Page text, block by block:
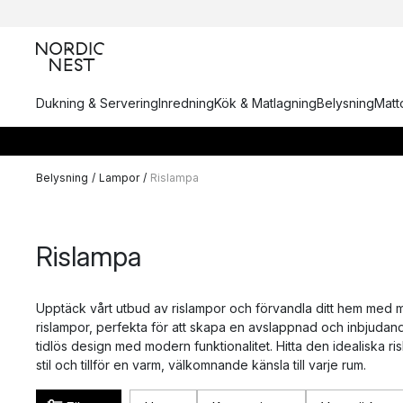
Dukning & ServeringInredningKök & MatlagningBelysning
Belysning / Lampor / Rislampa
Rislampa
Upptäck vårt utbud av rislampor och förvandla ditt hem med
rislampor, perfekta för att skapa en avslappnad och
tidlös design med modern funktionalitet. Hitta den idealiska
stil och tillför en varm, välkomnande känsla till varje rum.